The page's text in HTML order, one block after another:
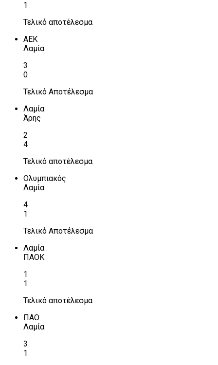
1
Τελικό αποτέλεσμα
ΑΕΚ
Λαμία
3
0
Τελικό Αποτέλεσμα
Λαμία
Άρης
2
4
Τελικό αποτέλεσμα
Ολυμπιακός
Λαμία
4
1
Τελικό Αποτέλεσμα
Λαμία
ΠΑΟΚ
1
1
Τελικό αποτέλεσμα
ΠΑΟ
Λαμία
3
1